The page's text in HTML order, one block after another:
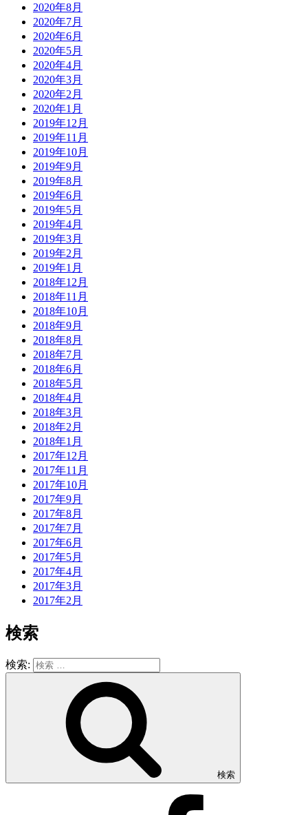
2020年8月
2020年7月
2020年6月
2020年5月
2020年4月
2020年3月
2020年2月
2020年1月
2019年12月
2019年11月
2019年10月
2019年9月
2019年8月
2019年6月
2019年5月
2019年4月
2019年3月
2019年2月
2019年1月
2018年12月
2018年11月
2018年10月
2018年9月
2018年8月
2018年7月
2018年6月
2018年5月
2018年4月
2018年3月
2018年2月
2018年1月
2017年12月
2017年11月
2017年10月
2017年9月
2017年8月
2017年7月
2017年6月
2017年5月
2017年4月
2017年3月
2017年2月
検索
検索:
検索